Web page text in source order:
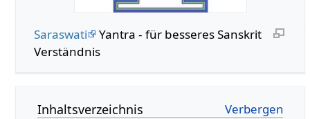
Saraswati
Yantra - für besseres Sanskrit
Verständnis
Inhaltsverzeichnis